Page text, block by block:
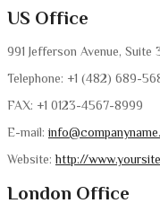
US Office
991 Jefferson Avenue,
Telephone: +1 (482) 689-
FAX: +1 0123-4567-8999
E-mail:
Website:http://
London Office